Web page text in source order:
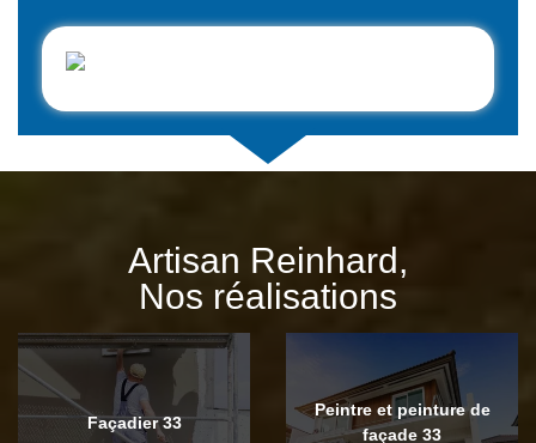
Artisan Reinhard,
Nos réalisations
Façadier 33
Peintre et peinture de
façade 33